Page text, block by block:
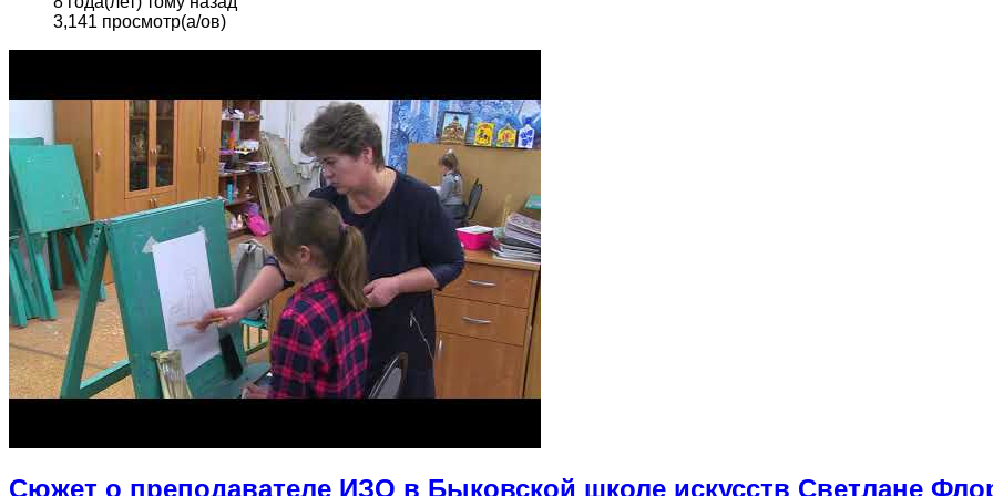
3,141 просмотр(а/ов)
Сюжет о преподавателе ИЗО в Быковской школе искусств Светлане